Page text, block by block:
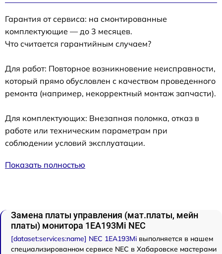
Гарантия от сервиса: на смонтированные
комплектующие — до 3 месяцев.
Что считается гарантийным случаем?
Для работ: Повторное возникновение неисправности,
который прямо обусловлен с качеством проведенного
ремонта (например, некорректный монтаж запчасти).
Для комплектующих: Внезапная поломка, отказ в
работе или техническим параметрам при
соблюдении условий эксплуатации.
Показать полностью
Замена платы управления (мат.платы, мейн
платы) монитора 1EA193Mi NEC
[dataset:services:name] NEC 1EA193Mi выполняется в нашем
специализированном сервисе NEC в Хабаровске мастерами